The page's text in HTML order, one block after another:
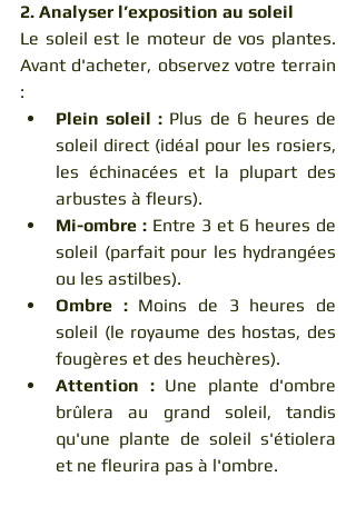
2. Analyser l’exposition au soleil
Le soleil est le moteur de vos plantes.
Avant d'acheter, observez votre terrain
:
Plein soleil : Plus de 6 heures de
soleil direct (idéal pour les rosiers,
les échinacées et la plupart des
arbustes à fleurs).
Mi-ombre : Entre 3 et 6 heures de
soleil (parfait pour les hydrangées
ou les astilbes).
Ombre : Moins de 3 heures de
soleil (le royaume des hostas, des
fougères et des heuchères).
Attention : Une plante d'ombre
brûlera au grand soleil, tandis
qu'une plante de soleil s'étiolera
et ne fleurira pas à l'ombre.